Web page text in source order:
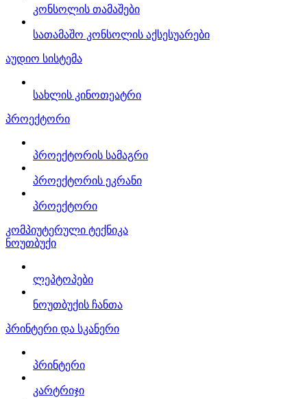
კონსოლის თამაშები
სათამაშო კონსოლის აქსესუარები
აუდიო სისტემა
სახლის კინოთეატრი
პროექტორი
პროექტორის სამაგრი
პროექტორის ეკრანი
პროექტორი
კომპიუტერული ტექნიკა
ნოუთბუქი
ლეპტოპები
ნოუთბუქის ჩანთა
პრინტერი და სკანერი
პრინტერი
კარტრიჯი